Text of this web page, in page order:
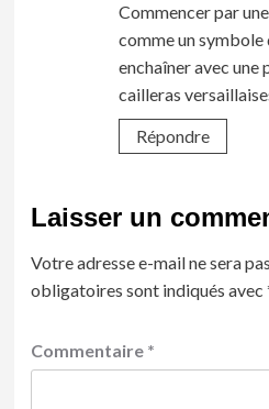
Commencer par
comme un
enchaîner avec une
cailleras
Répondre
Laisser un
Votre adresse e-mail ne sera
obligatoires sont indiqués avec
Commentaire *